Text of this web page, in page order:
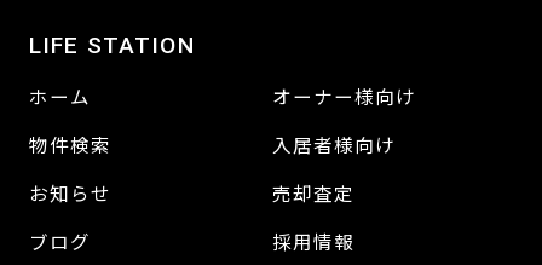
LIFE STATION
ホーム
物件検索
お知らせ
ブログ
オーナー様向け
入居者様向け
売却査定
採用情報